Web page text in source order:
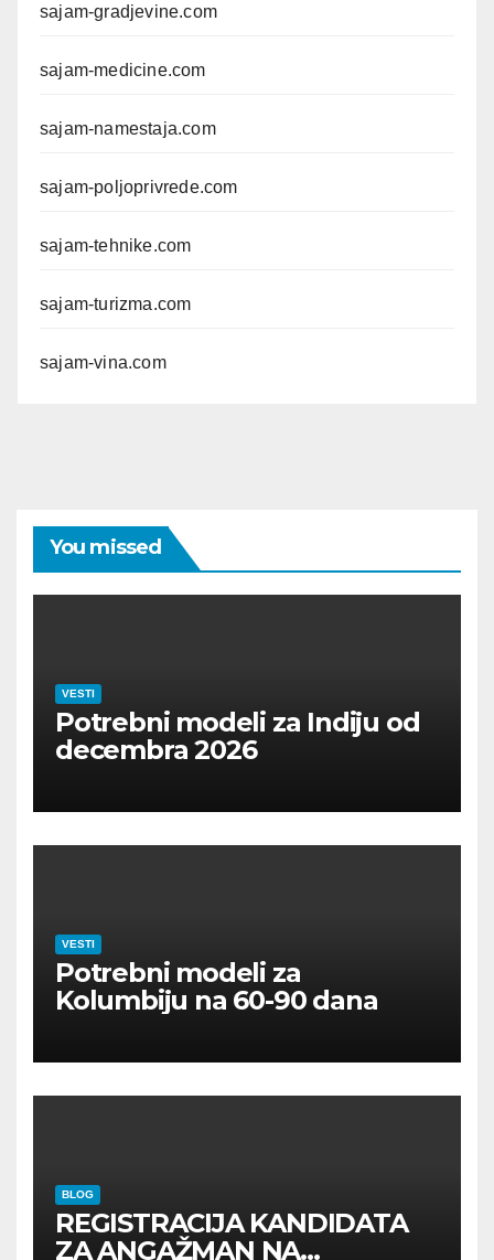
sajam-gradjevine.com
sajam-medicine.com
sajam-namestaja.com
sajam-poljoprivrede.com
sajam-tehnike.com
sajam-turizma.com
sajam-vina.com
You missed
VESTI
Potrebni modeli za Indiju od
decembra 2026
VESTI
Potrebni modeli za
Kolumbiju na 60-90 dana
BLOG
REGISTRACIJA KANDIDATA
ZA ANGAŽMAN NA